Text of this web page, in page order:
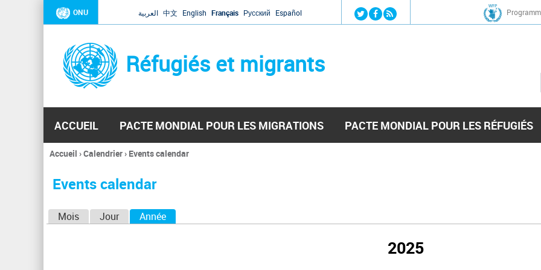
Jump to navigation
ONU العربية 中文 English Français Русский Español
Réfugiés et migrants
ACCUEIL PACTE MONDIAL POUR LES MIGRATIONS PACTE MONDIAL POUR LES RÉFUGIÉS
Vous
ici
Accueil ›Calendrier› Events calendar
Events calendar
Mois Jour Année
2025